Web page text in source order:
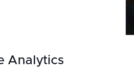
Analytics